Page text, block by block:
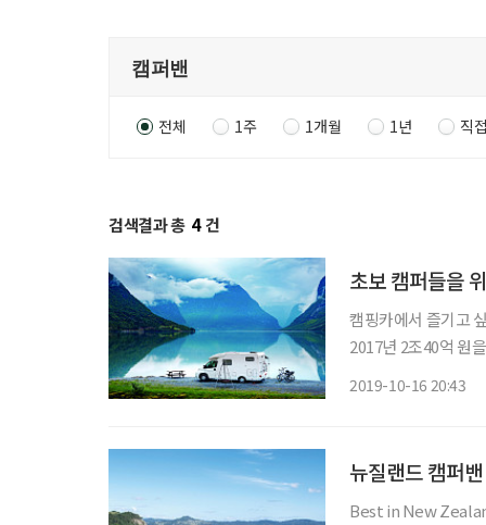
전체 1주 1개월 1년 직
검색결과 총 4 건
초보 캠퍼들을
캠핑카에서 즐기고 싶다면? 대한민국 캠핑 인구는 500만 명이 넘는
2017년 2조40억 원
2019-10-16 20:43
뉴질랜드 캠퍼
Best in New